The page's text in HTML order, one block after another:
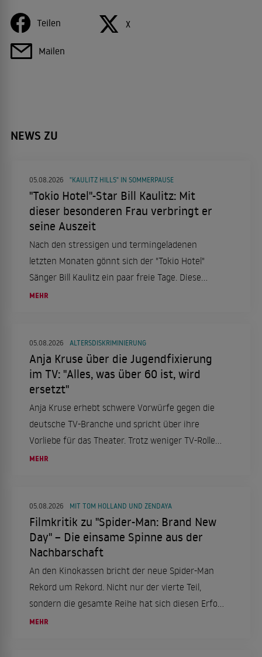
Teilen X
Mailen
NEWS ZU
05.08.2026 "KAULITZ HILLS" IN SOMMERPAUSE
"Tokio Hotel"-Star Bill Kaulitz: Mit
dieser besonderen Frau verbringt er
seine Auszeit
Nach den stressigen und termingeladenen
letzten Monaten gönnt sich der "Tokio Hotel"
Sänger Bill Kaulitz ein paar freie Tage. Diese
verbringt er in Italien, genauer gesagt in Rom.
MEHR
05.08.2026 ALTERSDISKRIMINIERUNG
Anja Kruse über die Jugendfixierung
im TV: "Alles, was über 60 ist, wird
ersetzt"
Anja Kruse erhebt schwere Vorwürfe gegen die
deutsche TV-Branche und spricht über ihre
Vorliebe für das Theater. Trotz weniger TV-Rollen
bleibt sie aktiv und engagiert.
MEHR
05.08.2026 MIT TOM HOLLAND UND ZENDAYA
Filmkritik zu "Spider-Man: Brand New
Day" – Die einsame Spinne aus der
Nachbarschaft
An den Kinokassen bricht der neue Spider-Man
Rekord um Rekord. Nicht nur der vierte Teil,
sondern die gesamte Reihe hat sich diesen Erfolg
mehr als verdient. Eine Filmkritik.
MEHR